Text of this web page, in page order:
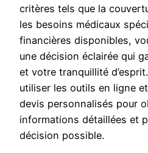
critères tels que la
les besoins médicaux
financières disponibles,
une décision éclairée qui
et votre tranquillité
utiliser les outils en ligne
devis personnalisés pour
informations détaillées et
décision possible.